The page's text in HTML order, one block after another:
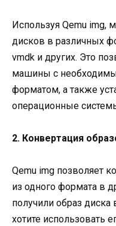
Используя Qemu img,
дисков в различных
vmdk и других. Это
машины с
форматом, а также
операционные
2. Конвертация
Qemu img позволяет
из одного формата в
получили образ
хотите использовать